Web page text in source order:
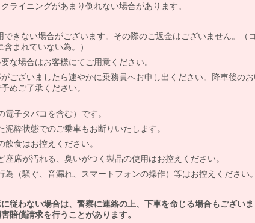
ライニングがあまり倒れない場合があります。
きない場合がございます。その際のご返金はございません。（
まれていない為。）
な場合はお客様にてご用意ください。
ございましたら速やかに乗務員へお申し出ください。降車後の
めご了承ください。
子タバコを含む）です。
酔状態でのご乗車もお断りいたします。
食はお控えください。
席が汚れる、臭いがつく製品の使用はお控えください。
為（騒ぐ、音漏れ、スマートフォンの操作）等はお控えください
従わない場合は、警察に連絡の上、下車を命じる場合もございま
賠償請求を行うことがあります。